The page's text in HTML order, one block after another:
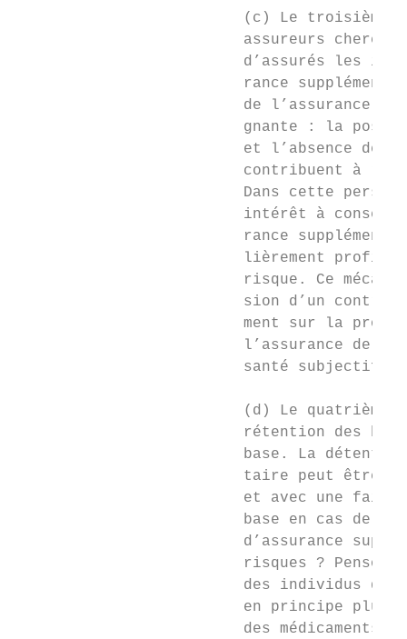
(c) Le troisième
assureurs
d’assurés les
rance
de l’assurance
gnante : la
et l’absence de
contribuent à
Dans cette
intérêt à
rance
lièrement
risque. Ce
sion d’un
ment sur la
l’assurance de
santé subjectif
(d) Le quatrième
rétention des
base. La
taire peut être
et avec une
base en cas de
d’assurance
risques ?
des individus
en principe plus
des médicaments.